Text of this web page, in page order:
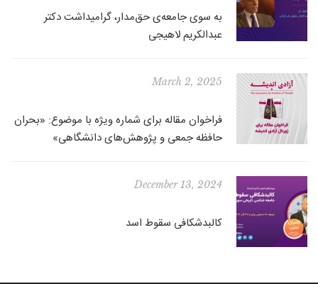
به سوی جامعه‌ی حق‌مدار، گرامیداشت دکتر
عبدالکریم لاهیجی
March 2, 2025
فراخوان مقاله برای شماره ویژه با موضوع: «بحران
حافظه جمعی و پژوهش‌های دانشگاهی»
December 13, 2024
کالبدشکافی سقوط اسد